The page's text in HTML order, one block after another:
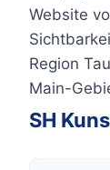
Website
Region
Main-
SH